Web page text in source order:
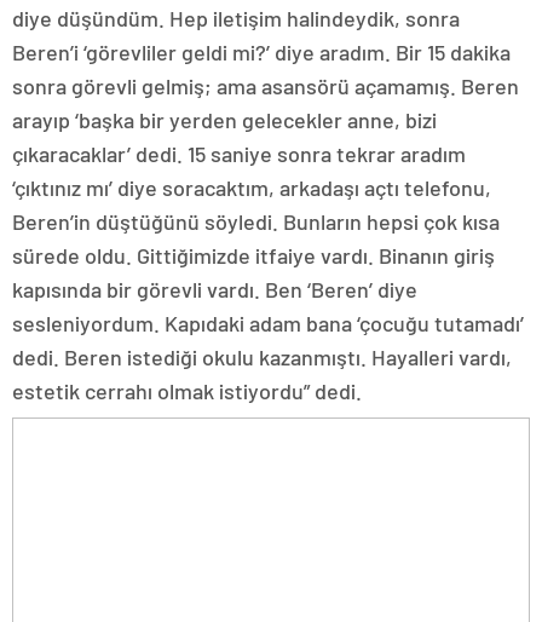
diye düşündüm. Hep iletişim halindeydik, sonra
Beren’i ‘görevliler geldi mi?’ diye aradım. Bir 15 dakika
sonra görevli gelmiş; ama asansörü açamamış. Beren
arayıp ‘başka bir yerden gelecekler anne, bizi
çıkaracaklar’ dedi. 15 saniye sonra tekrar aradım
‘çıktınız mı’ diye soracaktım, arkadaşı açtı telefonu,
Beren’in düştüğünü söyledi. Bunların hepsi çok kısa
sürede oldu. Gittiğimizde itfaiye vardı. Binanın giriş
kapısında bir görevli vardı. Ben ‘Beren’ diye
sesleniyordum. Kapıdaki adam bana ‘çocuğu tutamadı’
dedi. Beren istediği okulu kazanmıştı. Hayalleri vardı,
estetik cerrahı olmak istiyordu” dedi.